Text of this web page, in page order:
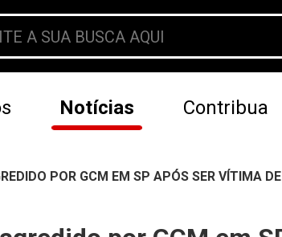
Notícias Contribua
POR GCM EM SP APÓS SER VÍTIMA